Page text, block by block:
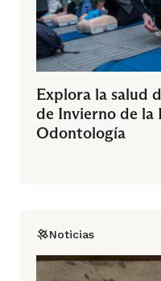
Explora la salud
de Invierno de la
Odontología
Noticias